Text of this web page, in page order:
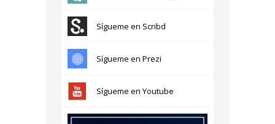
Sígueme en Scribd
Sígueme en Prezi
Sígueme en Youtube